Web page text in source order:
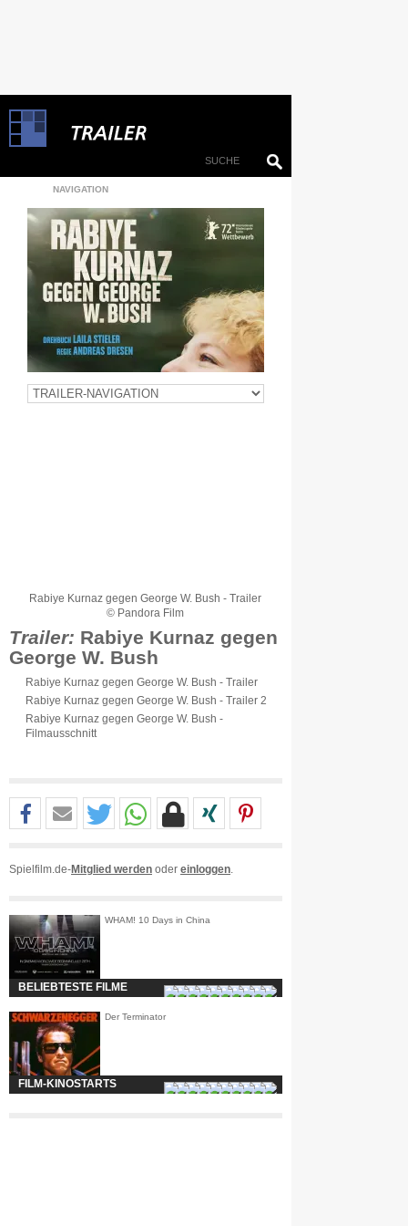
NAVIGATION
Rabiye Kurnaz gegen George W. Bush - Trailer
© Pandora Film
Trailer: Rabiye Kurnaz gegen
George W. Bush
Rabiye Kurnaz gegen George W. Bush - Trailer
Rabiye Kurnaz gegen George W. Bush - Trailer 2
Rabiye Kurnaz gegen George W. Bush -
Filmausschnitt
Spielfilm.de-Mitglied werden oder einloggen
WHAM! 10 Days in China
BELIEBTESTE FILME
Der Terminator
FILM-KINOSTARTS